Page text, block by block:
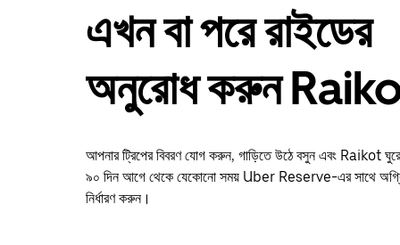
এখন বা পরে রাইডের
অনুরোধ করুন
আপনার ট্রিপের বিবরণ যোগ করুন, গাড়িতে উঠে বসুন এবং Raikot
৯০ দিন আগে থেকে যেকোনো সময় Uber Reserve-এর সাথে
নির্ধারণ করুন।